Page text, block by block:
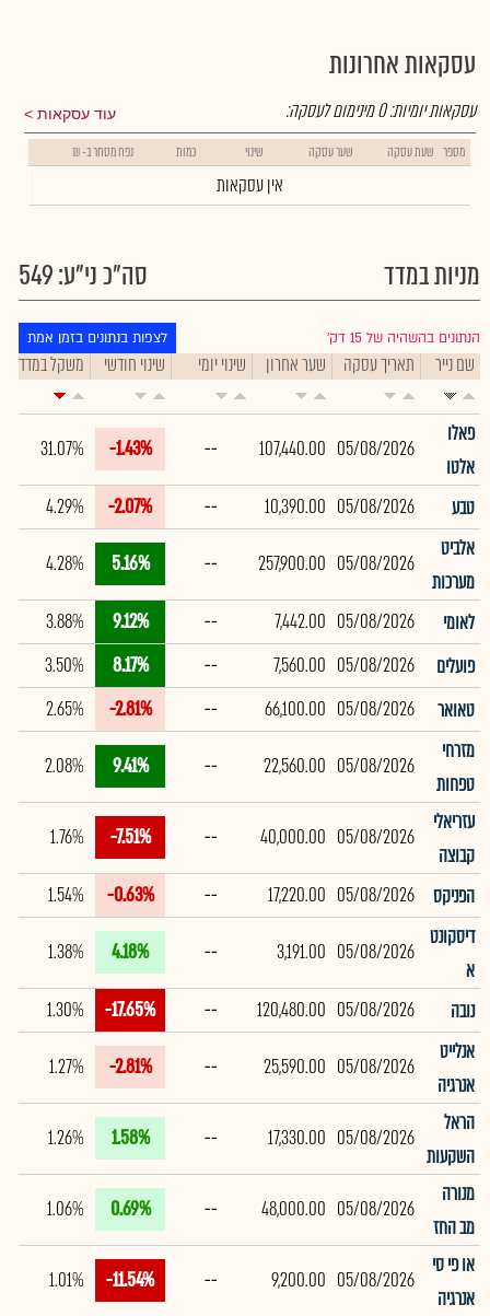
עסקאות אחרונות
עוד עסקאות עסקאות יומיות:0מינימום לעסקה:
מספר שעת עסקה שער עסקה שינוי כמות נפח מסחר ב- ₪
אין עסקאות
מניות במדד סה"כ ני"ע: 549
הנתונים בהשהיה של 15 דק׳ לצפות בנתונים בזמן אמת
שם נייר תאריך עסקה שער אחרון שינוי יומי שינוי חודשי משקל במדד
פאלו
אלטו
05/08/2026
107,440.00
--
-1.43%
31.07%
טבע 05/08/2026
10,390.00
--
-2.07%
4.29%
אלביט
מערכות
05/08/2026
257,900.00
--
5.16%
4.28%
לאומי 05/08/2026
7,442.00
--
9.12%
3.88%
פועלים
05/08/2026
7,560.00
--
8.17%
3.50%
טאואר
05/08/2026
66,100.00
--
-2.81%
2.65%
מזרחי
טפחות
05/08/2026
22,560.00
--
9.41%
2.08%
עזריאלי
קבוצה
05/08/2026
40,000.00
--
-7.51%
1.76%
הפניקס 05/08/2026
17,220.00
--
-0.63%
1.54%
דיסקונט
א
05/08/2026
3,191.00
--
4.18%
1.38%
נובה 05/08/2026
120,480.00
--
-17.65%
1.30%
אנלייט
אנרגיה
05/08/2026
25,590.00
--
-2.81%
1.27%
הראל
השקעות
05/08/2026
17,330.00
--
1.58%
1.26%
מנורה
מב החז
05/08/2026
48,000.00
--
0.69%
1.06%
או פי סי
אנרגיה
05/08/2026
9,200.00
--
-11.54%
1.01%